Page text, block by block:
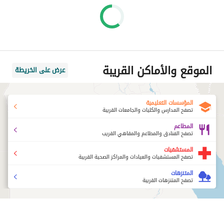
الموقع والأماكن القريبة عرض على الخريطة
المؤسسات التعليمية
تصفح المدارس والكليات والجامعات القريبة
المطاعم
تصفح الفنادق والمطاعم والمقاهي القريب
المستشفيات
تصفح المستشفيات والعيادات والمراكز الصحية القريبة
المتنزهات
تصفح المتنزهات القريبة